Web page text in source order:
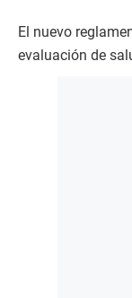
El nuevo
evaluación de